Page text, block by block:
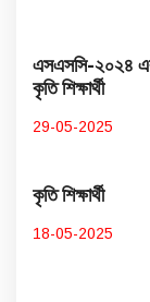
এসএসসি-২০২৪
কৃতি শিক্ষার্থী
29-05-2025
কৃতি শিক্ষার্থী
18-05-2025